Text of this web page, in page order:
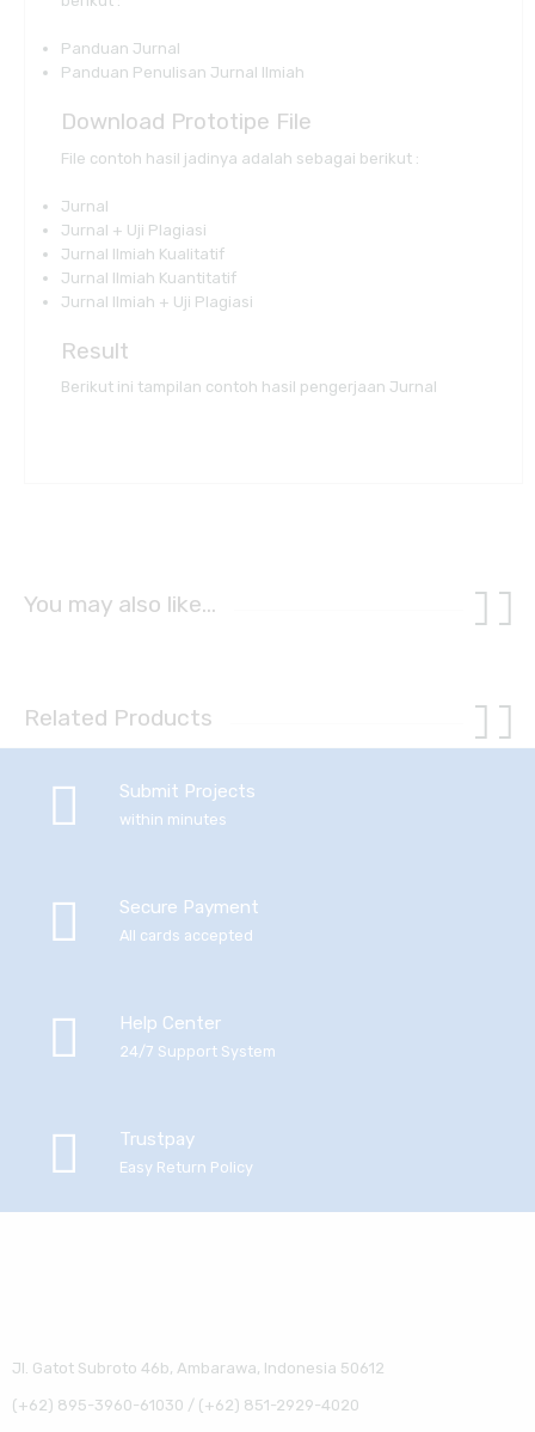
Panduan Jurnal
Panduan Penulisan Jurnal Ilmiah
Download Prototipe File
File contoh hasil jadinya adalah sebagai berikut :
Jurnal
Jurnal + Uji Plagiasi
Jurnal Ilmiah Kualitatif
Jurnal Ilmiah Kuantitatif
Jurnal Ilmiah + Uji Plagiasi
Result
Berikut ini tampilan contoh hasil pengerjaan Jurnal
You may also like…
Related Products
Submit Projects
within minutes
Secure Payment
All cards accepted
Help Center
24/7 Support System
Trustpay
Easy Return Policy
Jl. Gatot Subroto 46b, Ambarawa, Indonesia 50612
(+62) 895-3960-61030 / (+62) 851-2929-4020